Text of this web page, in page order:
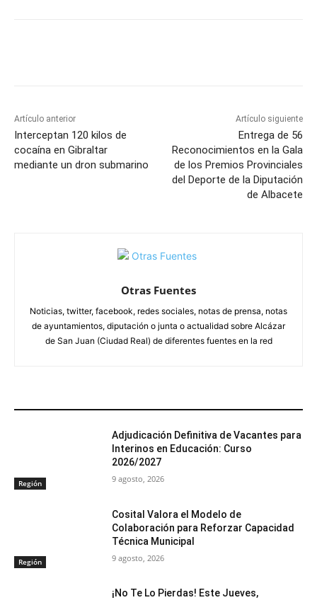
Artículo anterior
Interceptan 120 kilos de
cocaína en Gibraltar
mediante un dron submarino
Artículo siguiente
Entrega de 56
Reconocimientos en la Gala
de los Premios Provinciales
del Deporte de la Diputación
de Albacete
Otras Fuentes
Noticias, twitter, facebook, redes sociales, notas de prensa, notas
de ayuntamientos, diputación o junta o actualidad sobre Alcázar
de San Juan (Ciudad Real) de diferentes fuentes en la red
Región
Adjudicación Definitiva de Vacantes para
Interinos en Educación: Curso
2026/2027
9 agosto, 2026
Región
Cosital Valora el Modelo de
Colaboración para Reforzar Capacidad
Técnica Municipal
9 agosto, 2026
¡No Te Lo Pierdas! Este Jueves,